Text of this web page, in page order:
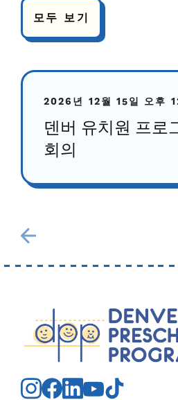
모두 보기
2026년 12월 15일 오후
덴버 유치원 프로
회의